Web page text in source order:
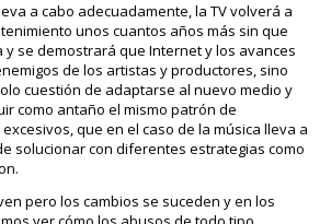
a cabo adecuadamente, la TV volverá a
unos cuantos años más sin que
y se demostrará que Internet y los avances
de los artistas y productores, sino
cuestión de adaptarse al nuevo medio y
como antaño el mismo patrón de
que en el caso de la música lleva a
solucionar con diferentes estrategias como
pero los cambios se suceden y en los